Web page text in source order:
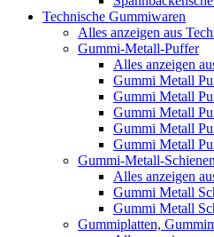
Technische Gummiwaren
Alles anzeigen aus
Gummi-Metall-Puffer
Alles anzeigen
Gummi Metall
Gummi Metall
Gummi Metall
Gummi Metall
Gummi Metall
Gummi-Metall-Schienen
Alles anzeigen
Gummi Metall
Gummi Metall
Gummiplatten,